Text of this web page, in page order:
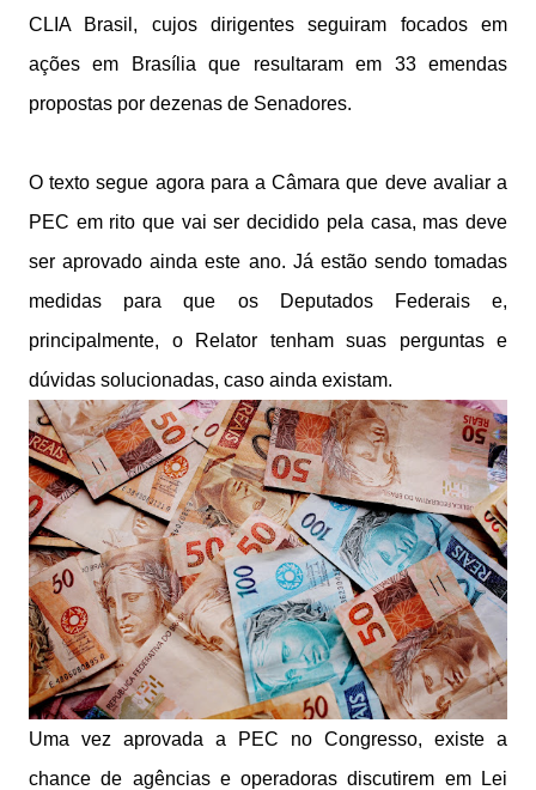
CLIA Brasil, cujos dirigentes seguiram focados em
ações em Brasília que resultaram em 33 emendas
propostas por dezenas de Senadores.
O texto segue agora para a Câmara que deve avaliar a
PEC em rito que vai ser decidido pela casa, mas deve
ser aprovado ainda este ano. Já estão sendo tomadas
medidas para que os Deputados Federais e,
principalmente, o Relator tenham suas perguntas e
dúvidas solucionadas, caso ainda existam.
Uma vez aprovada a PEC no Congresso, existe a
chance de agências e operadoras discutirem em Lei